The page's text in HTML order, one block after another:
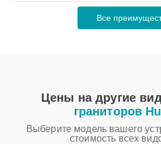
Все
Цены на другие
граниторов
Выберите модель вашего
стоимость всех